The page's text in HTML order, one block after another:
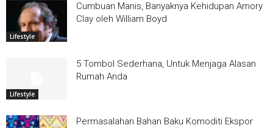
Lifestyle
Cumbuan Manis, Banyaknya Kehidupan Amory
Clay oleh William Boyd
Lifestyle
5 Tombol Sederhana, Untuk Menjaga Alasan
Rumah Anda
Permasalahan Bahan Baku Komoditi Ekspor